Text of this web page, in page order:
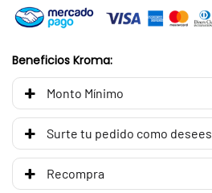
Beneficios Kroma:
Monto Mínimo
Surte tu pedido como desees
Recompra